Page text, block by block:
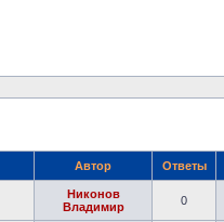
Автор Ответы
Никонов
Владимир
0